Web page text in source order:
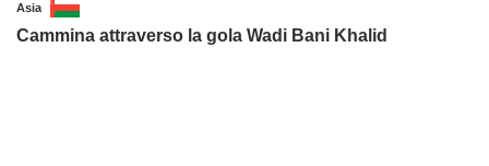
Asia
Cammina attraverso la gola Wadi Bani Khalid